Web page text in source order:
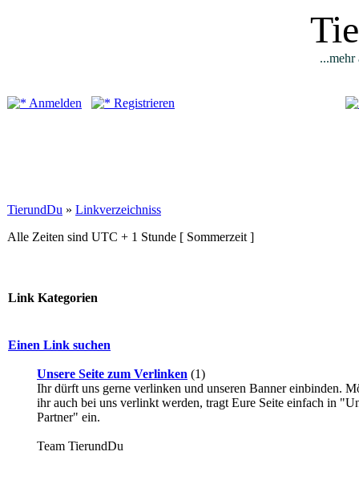
...mehr
Anmelden Registrieren
TierundDu » Linkverzeichniss
Alle Zeiten sind UTC + 1 Stunde [ Sommerzeit ]
Link Kategorien
Einen Link suchen
Unsere Seite zum Verlinken (1)
Ihr dürft uns gerne verlinken und unseren Banner einbinden.
ihr auch bei uns verlinkt werden, tragt Eure Seite einfach in
Partner" ein.
Team TierundDu